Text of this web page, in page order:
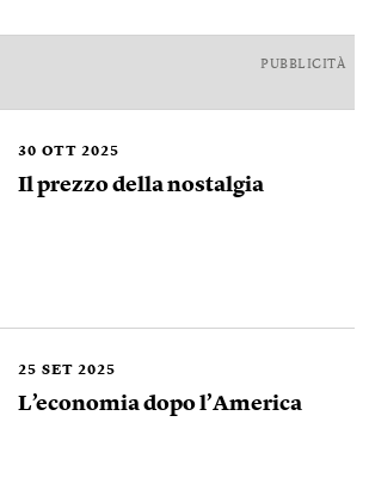
PUBBLICITÀ
30 OTT 2025
Il prezzo della nostalgia
25 SET 2025
L’economia dopo l’America